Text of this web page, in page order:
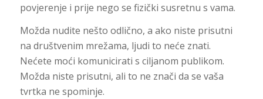
povjerenje i prije nego se fizički susretnu s vama.
Možda nudite nešto odlično, a ako niste prisutni
na društvenim mrežama, ljudi to neće znati.
Nećete moći komunicirati s ciljanom publikom.
Možda niste prisutni, ali to ne znači da se vaša
tvrtka ne spominje.